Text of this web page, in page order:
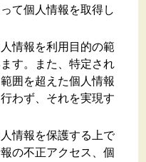
て個人情報を取得し
情報を利用目的の範
す。また、特定され
囲を超えた個人情報
わず、それを実現す
情報を保護する上で
の不正アクセス、個